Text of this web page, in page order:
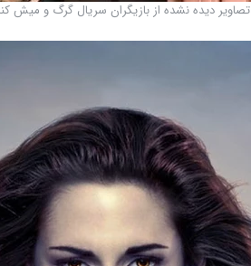
تصاویر دیده نشده از بازیگران سریال گرگ و میش